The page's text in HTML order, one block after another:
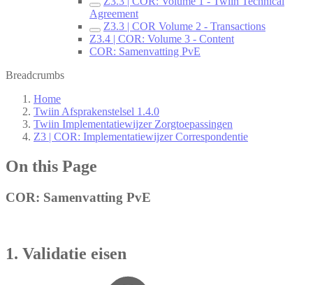
Agreement
Z3.3 | COR Volume 2 - Transactions
Z3.4 | COR: Volume 3 - Content
COR: Samenvatting PvE
Breadcrumbs
Home
Twiin Afsprakenstelsel 1.4.0
Twiin Implementatiewijzer Zorgtoepassingen
Z3 | COR: Implementatiewijzer Correspondentie
On this Page
COR: Samenvatting PvE
1. Validatie eisen